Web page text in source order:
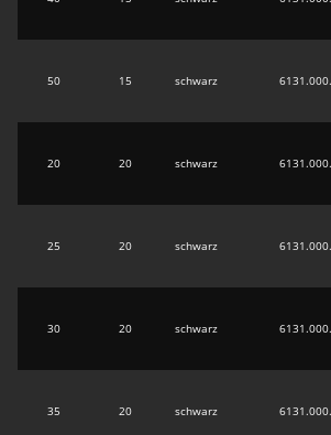
50 15 schwarz
20 20 schwarz
25 20 schwarz
30 20 schwarz
35 20 schwarz